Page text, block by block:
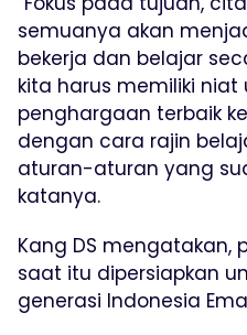
semuanya akan
bekerja dan belajar
kita harus memiliki niat
penghargaan terbaik
dengan cara rajin
aturan-aturan yang
katanya.
Kang DS
saat itu dipersiapkan
generasi Indonesia